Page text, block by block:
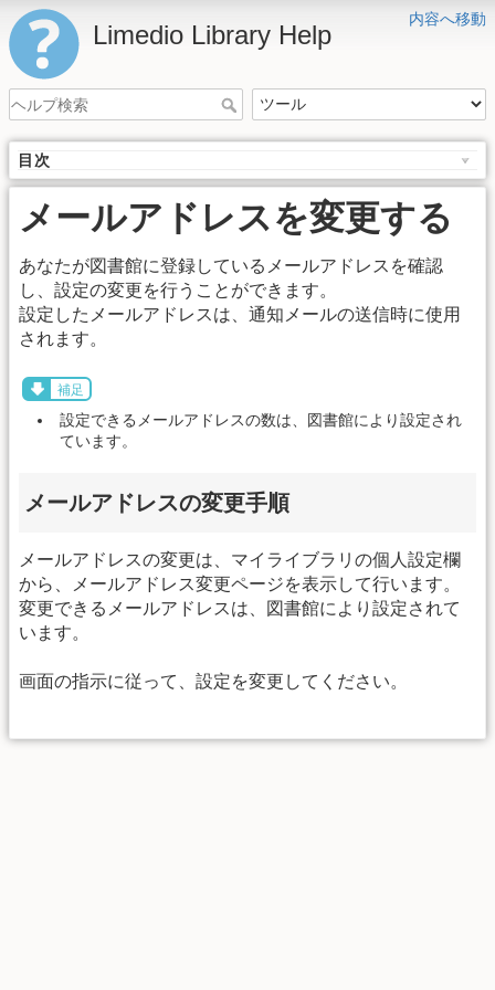
内容へ移動
Limedio Library Help
目次
メールアドレスを変更する
あなたが図書館に登録しているメールアドレスを確認
し、設定の変更を行うことができます。
設定したメールアドレスは、通知メールの送信時に使用
されます。
補足
設定できるメールアドレスの数は、図書館により設定され
ています。
メールアドレスの変更手順
メールアドレスの変更は、マイライブラリの個人設定欄
から、メールアドレス変更ページを表示して行います。
変更できるメールアドレスは、図書館により設定されて
います。
画面の指示に従って、設定を変更してください。